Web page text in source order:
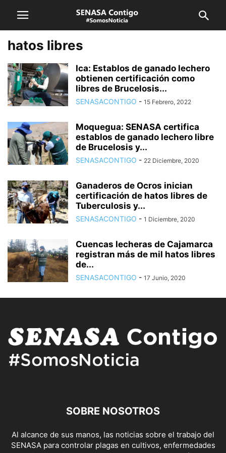
hatos libres
Ica: Establos de ganado lechero
obtienen certificación como
libres de Brucelosis...
SENASACONTIGO - 15 Febrero, 2022
Moquegua: SENASA certifica
establos de ganado lechero libre
de Brucelosis y...
SENASACONTIGO - 22 Diciembre, 2020
Ganaderos de Ocros inician
certificación de hatos libres de
Tuberculosis y...
SENASACONTIGO - 1 Diciembre, 2020
Cuencas lecheras de Cajamarca
registran más de mil hatos libres
de...
SENASACONTIGO - 17 Junio, 2020
SOBRE NOSOTROS
Al alcance de sus manos, las noticias sobre el trabajo del
SENASA para controlar plagas en cultivos, enfermedades